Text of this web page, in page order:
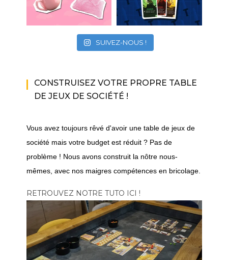
SUIVEZ-NOUS !
CONSTRUISEZ VOTRE PROPRE TABLE
DE JEUX DE SOCIÉTÉ !
Vous avez toujours rêvé d'avoir une table de jeux de
société mais votre budget est réduit ? Pas de
problème ! Nous avons construit la nôtre nous-
mêmes, avec nos maigres compétences en bricolage.
RETROUVEZ NOTRE TUTO ICI !